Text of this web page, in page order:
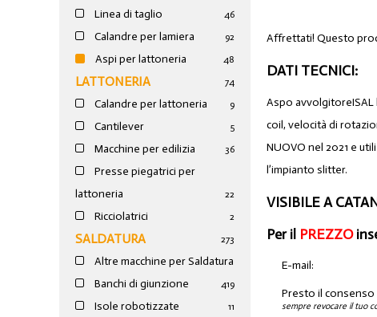
Linea di taglio 46
Calandre per lamiera 92
Aspi per lattoneria 48
LATTONERIA 74
Calandre per lattoneria 9
Cantilever 5
Macchine per edilizia 36
Presse piegatrici per
lattoneria
22
Ricciolatrici 2
SALDATURA 273
Altre macchine per Saldatura
19
Banchi di giunzione 4
Isole robotizzate 11
Affrettati! Questo
DATI TECNICI:
Aspo avvolgitoreISAL
coil, velocità di
NUOVO nel 2021 e
l’impianto slitter.
VISIBILE A
Per il PREZZO
E-mail:
Presto il
sempre revocare il tuo